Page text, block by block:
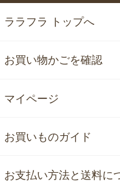
ララフラ トップへ
お買い物かごを確認
マイページ
お買いものガイド
お支払い方法と送料に